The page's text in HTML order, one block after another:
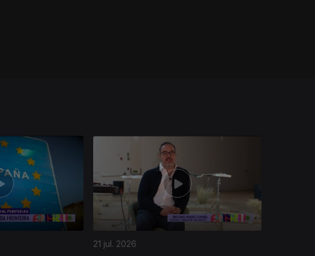
21 jul. 2026